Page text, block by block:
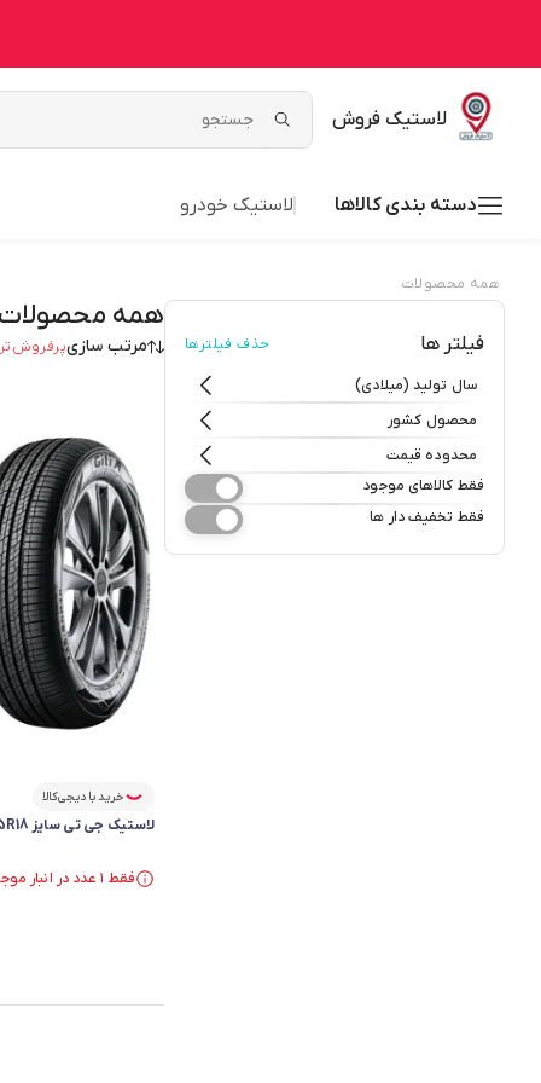
لاستیک فروش
دسته بندی کالاها لاستیک خودرو
همه محصولات
فیلتر ها حذف فیلترها
سال تولید (میلادی)
محصول کشور
محدوده قیمت
فقط کالاهای موجود
فقط تخفیف دار ها
همه محصولات
مرتب سازی
خرید با دیجی‌کالا
لاستیک جی تی سایز 215/55R18 گل Comfort F50 - دو حلقه
فقط ۱ عدد در انبار موجود است.